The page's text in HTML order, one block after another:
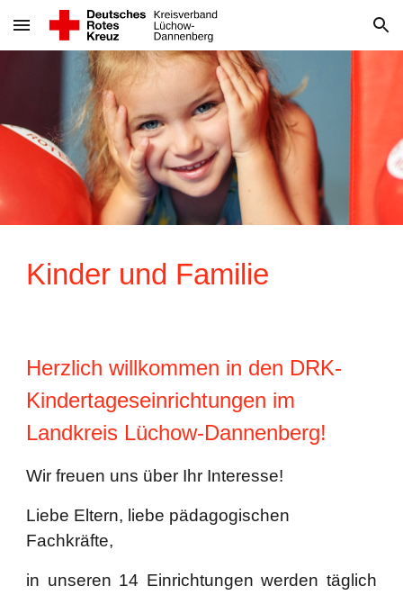
Skip to main content Skip to navigation
Kinder und Familie
Herzlich willkommen in den DRK-
Kindertageseinrichtungen im
Landkreis Lüchow-Dannenberg!
Wir freuen uns über Ihr Interesse!
Liebe Eltern, liebe pädagogischen
Fachkräfte,
in unseren 14 Einrichtungen werden täglich